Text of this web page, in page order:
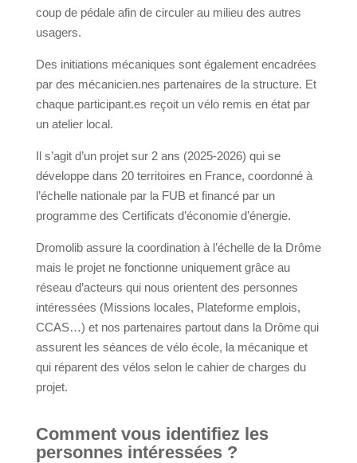
coup de pédale afin de circuler au milieu des autres
usagers.
Des initiations mécaniques sont également encadrées
par des mécanicien.nes partenaires de la structure. Et
chaque participant.es reçoit un vélo remis en état par
un atelier local.
Il s’agit d’un projet sur 2 ans (2025-2026) qui se
développe dans 20 territoires en France, coordonné à
l’échelle nationale par la FUB et financé par un
programme des Certificats d’économie d’énergie.
Dromolib assure la coordination à l’échelle de la Drôme
mais le projet ne fonctionne uniquement grâce au
réseau d’acteurs qui nous orientent des personnes
intéressées (Missions locales, Plateforme emplois,
CCAS…) et nos partenaires partout dans la Drôme qui
assurent les séances de vélo école, la mécanique et
qui réparent des vélos selon le cahier de charges du
projet.
Comment vous identifiez les
personnes intéressées ?